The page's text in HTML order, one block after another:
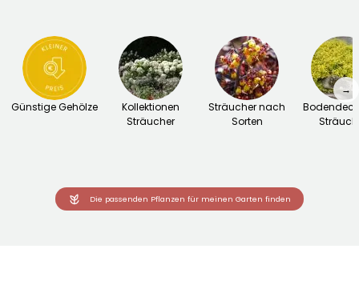
Günstige Gehölze
Kollektionen
Sträucher
Sträucher nach
Sorten
→
Die passenden Pflanzen für meinen Garten finden